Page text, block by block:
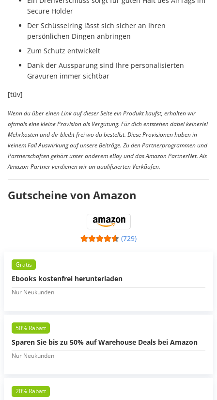
Secure Holder
Der Schüsselring lässt sich sicher an Ihren
persönlichen Dingen anbringen
Zum Schutz entwickelt
Dank der Aussparung sind Ihre personalisierten
Gravuren immer sichtbar
[tüv]
Wenn du über einen Link auf dieser Seite ein Produkt kaufst, erhalten wir
oftmals eine kleine Provision als Vergütung. Für dich entstehen dabei keinerlei
Mehrkosten und dir bleibt frei wo du bestellst. Diese Provisionen haben in
keinem Fall Auswirkung auf unsere Beiträge. Zu den Partnerprogrammen und
Partnerschaften gehört unter anderem eBay und das Amazon PartnerNet. Als
Amazon-Partner verdienen wir an qualifizierten Verkäufen.
Gutscheine von Amazon
(729)
Gratis
Ebooks kostenfrei herunterladen
Nur Neukunden
50% Rabatt
Sparen Sie bis zu 50% auf Warehouse Deals bei Amazon
Nur Neukunden
20% Rabatt